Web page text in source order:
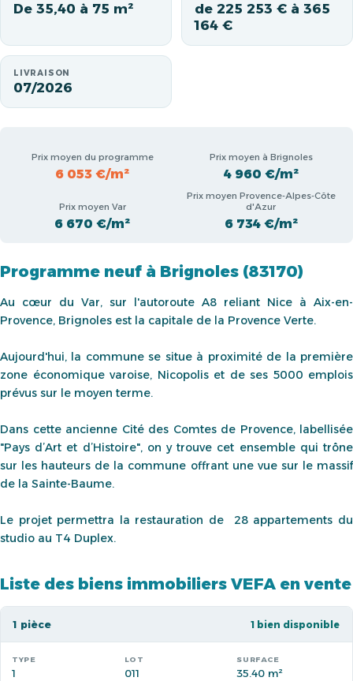
De 35,40 à 75 m²
de 225 253 € à 365
164 €
LIVRAISON
07/2026
Prix moyen du programme
6 053 €/m²
Prix moyen à Brignoles
4 960 €/m²
Prix moyen Var
6 670 €/m²
Prix moyen Provence-Alpes-Côte
d'Azur
6 734 €/m²
Programme neuf à Brignoles (83170)
Au cœur du Var, sur l'autoroute A8 reliant Nice à Aix-en-
Provence, Brignoles est la capitale de la Provence Verte.
Aujourd'hui, la commune se situe à proximité de la première
zone économique varoise, Nicopolis et de ses 5000 emplois
prévus sur le moyen terme.
Dans cette ancienne Cité des Comtes de Provence, labellisée
"Pays d’Art et d’Histoire", on y trouve cet ensemble qui trône
sur les hauteurs de la commune offrant une vue sur le massif
de la Sainte-Baume.
Le projet permettra la restauration de 28 appartements du
studio au T4 Duplex.
Liste des biens immobiliers VEFA en vente
1 pièce 1 bien disponible
1 011 35.40 m²